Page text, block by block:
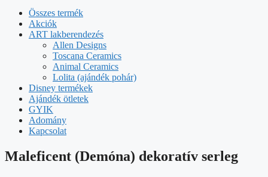
Összes termék
Akciók
ART lakberendezés
Allen Designs
Toscana Ceramics
Animal Ceramics
Lolita (ajándék pohár)
Disney termékek
Ajándék ötletek
GYIK
Adomány
Kapcsolat
Maleficent (Demóna) dekoratív serleg